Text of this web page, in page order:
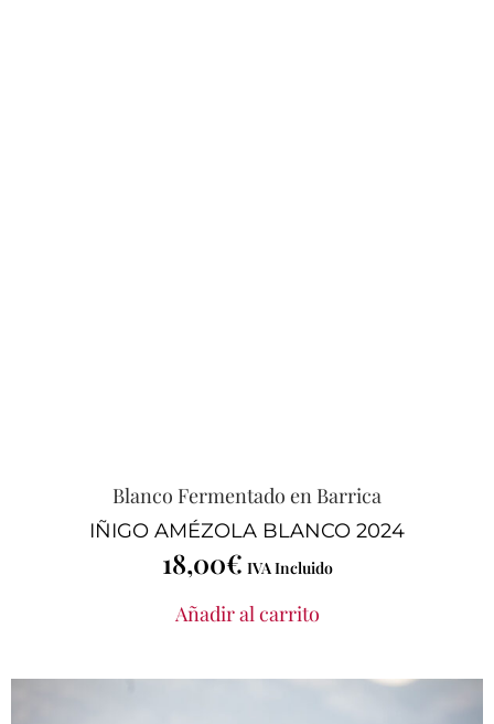
Blanco Fermentado en Barrica
IÑIGO AMÉZOLA BLANCO 2024
18,00€ IVA Incluido
Añadir al carrito